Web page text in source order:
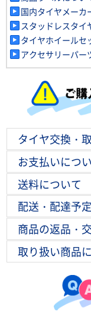
国内タイヤメーカ
スタッドレスタイ
タイヤホイールセ
アクセサリーパー
タイヤ交換・
お支払いにつ
送料について
配送・配達予
商品の返品・
取り扱い商品